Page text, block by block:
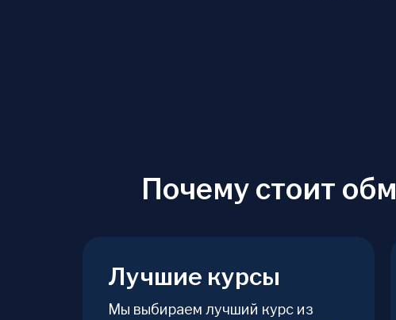
Почему стоит
Лучшие курсы
Мы выбираем лучший курс из